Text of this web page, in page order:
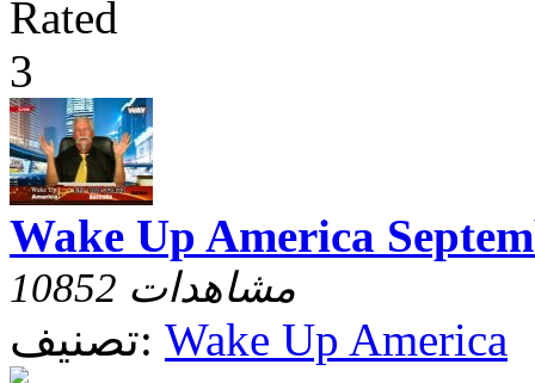
Wake Up America
10852 مشاهدات
تصنيف: Wake Up America